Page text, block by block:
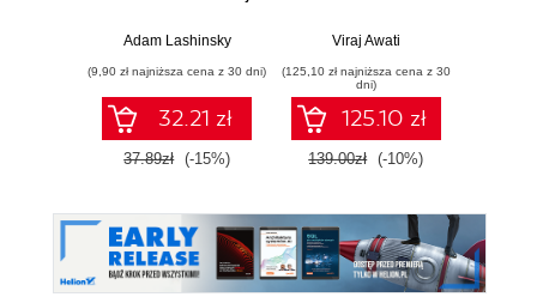
Adam Lashinsky
(9,90 zł najniższa cena z 30 dni)
32.21 zł
37.89zł (-15%)
Viraj Awati
(125,10 zł najniższa cena z 30
dni)
125.10 zł
139.00zł (-10%)